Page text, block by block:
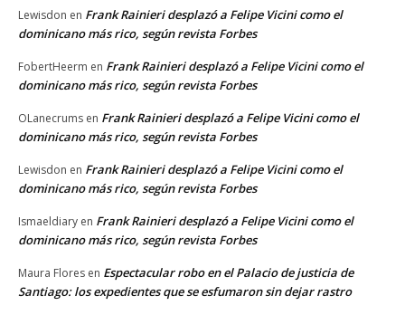
Lewisdon en Frank Rainieri desplazó a Felipe Vicini como el
dominicano más rico, según revista Forbes
FobertHeerm en Frank Rainieri desplazó a Felipe Vicini como el
dominicano más rico, según revista Forbes
OLanecrums en Frank Rainieri desplazó a Felipe Vicini como el
dominicano más rico, según revista Forbes
Lewisdon en Frank Rainieri desplazó a Felipe Vicini como el
dominicano más rico, según revista Forbes
Ismaeldiary en Frank Rainieri desplazó a Felipe Vicini como el
dominicano más rico, según revista Forbes
Maura Flores en Espectacular robo en el Palacio de justicia de
Santiago: los expedientes que se esfumaron sin dejar rastro